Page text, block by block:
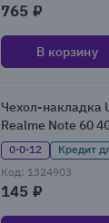
765 ₽
В корзину
Чехол-накладка
Realme Note 60
0·0·12
Кредит
Код: 1324903
145 ₽